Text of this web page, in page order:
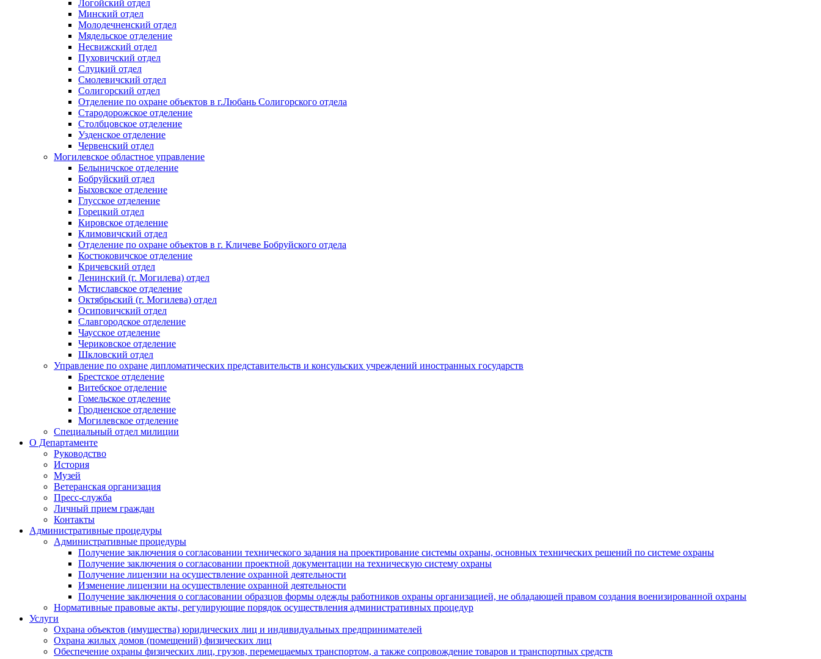
Логойский отдел
Минский отдел
Молодечненский отдел
Мядельское отделение
Несвижский отдел
Пуховичский отдел
Слуцкий отдел
Смолевичский отдел
Солигорский отдел
Отделение по охране объектов в г.Любань Солигорского отдела
Стародорожское отделение
Столбцовское отделение
Узденское отделение
Червенский отдел
Могилевское областное управление
Белыничское отделение
Бобруйский отдел
Быховское отделение
Глусское отделение
Горецкий отдел
Кировское отделение
Климовичский отдел
Отделение по охране объектов в г. Кличеве Бобруйского отдела
Костюковичское отделение
Кричевский отдел
Ленинский (г. Могилева) отдел
Мстиславское отделение
Октябрьский (г. Могилева) отдел
Осиповичский отдел
Славгородское отделение
Чаусское отделение
Чериковское отделение
Шкловский отдел
Управление по охране дипломатических представительств и консульских учреждений иностранных государств
Брестское отделение
Витебское отделение
Гомельское отделение
Гродненское отделение
Могилевское отделение
Специальный отдел милиции
О Департаменте
Руководство
История
Музей
Ветеранская организация
Пресс-служба
Личный прием граждан
Контакты
Административные процедуры
Административные процедуры
Получение заключения о согласовании технического задания на проектирование системы охраны, основных технических решений по системе охраны
Получение заключения о согласовании проектной документации на техническую систему охраны
Получение лицензии на осуществление охранной деятельности
Изменение лицензии на осуществление охранной деятельности
Получение заключения о согласовании образцов формы одежды работников охраны организацией, не обладающей правом создания военизированной охраны
Нормативные правовые акты, регулирующие порядок осуществления административных процедур
Услуги
Охрана объектов (имущества) юридических лиц и индивидуальных предпринимателей
Охрана жилых домов (помещений) физических лиц
Обеспечение охраны физических лиц, грузов, перемещаемых транспортом, а также сопровождение товаров и транспортных средств